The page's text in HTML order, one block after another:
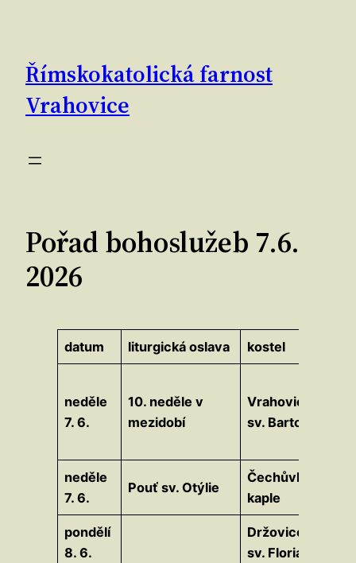
Římskokatolická farnost
Vrahovice
Pořad bohoslužeb 7.6.
2026
datum liturgická oslava kostel
neděle
7. 6.
10. neděle v
mezidobí
Vrahovice
sv. Bartoloměj
neděle
7. 6.
Pouť sv. Otýlie
Čechůvky
kaple
pondělí
8. 6.
Držovice
sv. Florián